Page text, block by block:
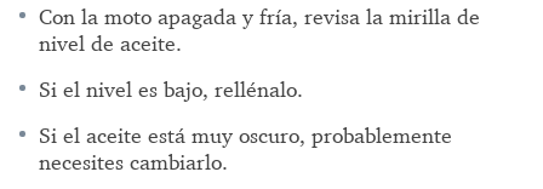
Con la moto apagada y fría, revisa la mirilla de
nivel de aceite.
Si el nivel es bajo, rellénalo.
Si el aceite está muy oscuro, probablemente
necesites cambiarlo.